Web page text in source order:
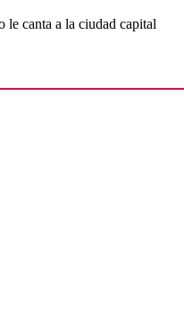
le canta a la ciudad capital